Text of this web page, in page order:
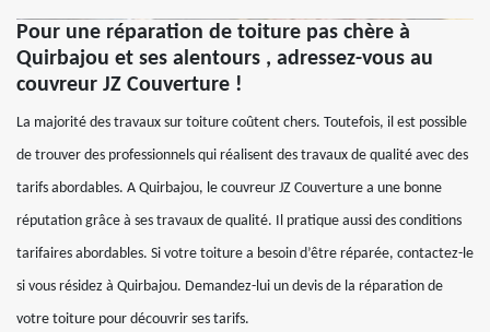
Pour une réparation de toiture pas chère à
Quirbajou et ses alentours , adressez-vous au
couvreur JZ Couverture !
La majorité des travaux sur toiture coûtent chers. Toutefois, il est possible
de trouver des professionnels qui réalisent des travaux de qualité avec des
tarifs abordables. A Quirbajou, le couvreur JZ Couverture a une bonne
réputation grâce à ses travaux de qualité. Il pratique aussi des conditions
tarifaires abordables. Si votre toiture a besoin d’être réparée, contactez-le
si vous résidez à Quirbajou. Demandez-lui un devis de la réparation de
votre toiture pour découvrir ses tarifs.